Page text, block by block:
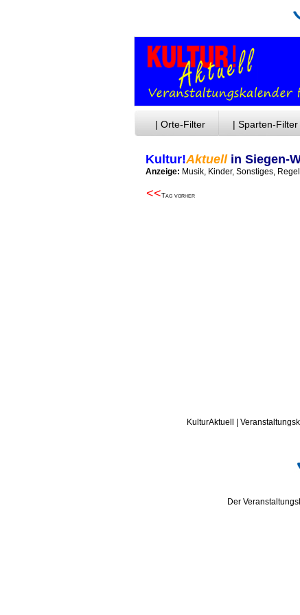
| Orte-Filter | Sparten-Filter
Kultur!Aktuellin Siegen-
Anzeige: Musik, Kinder, Sonstiges,
<<Tag vorher
KulturAktuell |
Der